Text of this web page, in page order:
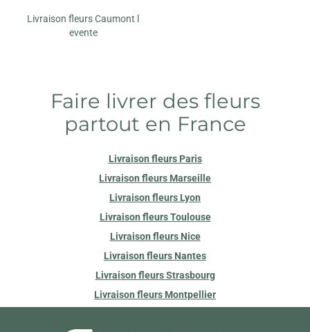
Livraison fleurs Caumont l
evente
Faire livrer des fleurs
partout en France
Livraison fleurs Paris
Livraison fleurs Marseille
Livraison fleurs Lyon
Livraison fleurs Toulouse
Livraison fleurs Nice
Livraison fleurs Nantes
Livraison fleurs Strasbourg
Livraison fleurs Montpellier